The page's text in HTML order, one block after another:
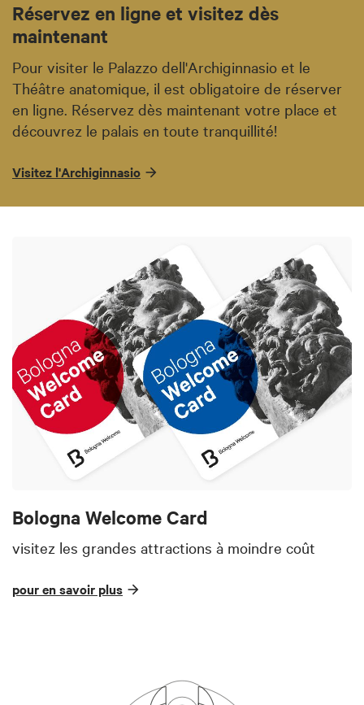
Réservez en ligne et visitez dès
maintenant
Pour visiter le Palazzo dell'Archiginnasio et le
Théâtre anatomique, il est obligatoire de réserver
en ligne. Réservez dès maintenant votre place et
découvrez le palais en toute tranquillité!
Visitez l'Archiginnasio
Bologna Welcome Card
visitez les grandes attractions à moindre coût
pour en savoir plus